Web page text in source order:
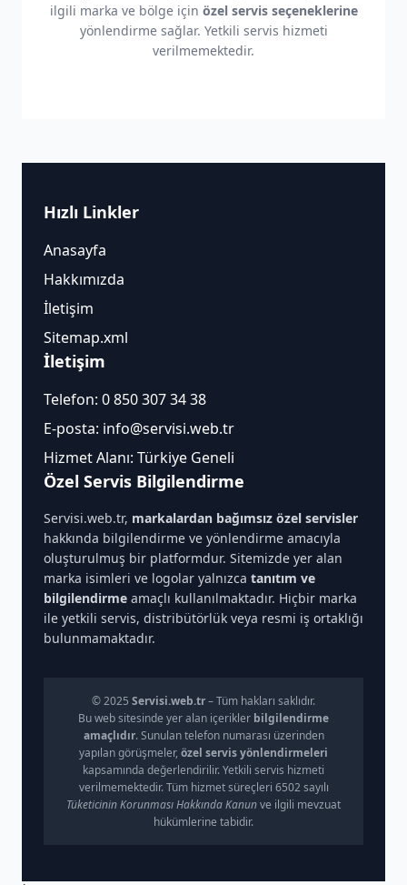
ilgili marka ve bölge için özel servis seçeneklerine
yönlendirme sağlar. Yetkili servis hizmeti
verilmemektedir.
Hızlı Linkler
Anasayfa
Hakkımızda
İletişim
Sitemap.xml
İletişim
Telefon: 0 850 307 34 38
E-posta: info@servisi.web.tr
Hizmet Alanı: Türkiye Geneli
Özel Servis Bilgilendirme
Servisi.web.tr, markalardan bağımsız özel servisler
hakkında bilgilendirme ve yönlendirme amacıyla
oluşturulmuş bir platformdur. Sitemizde yer alan
marka isimleri ve logolar yalnızca tanıtım ve
bilgilendirme amaçlı kullanılmaktadır. Hiçbir marka
ile yetkili servis, distribütörlük veya resmi iş ortaklığı
bulunmamaktadır.
© 2025 Servisi.web.tr– Tüm hakları saklıdır.
Bu web sitesinde yer alan içerikler bilgilendirme
amaçlıdır. Sunulan telefon numarası üzerinden
yapılan görüşmeler, özel servis yönlendirmeleri
kapsamında değerlendirilir. Yetkili servis hizmeti
verilmemektedir. Tüm hizmet süreçleri 6502 sayılı
Tüketicinin Korunması Hakkında Kanunve ilgili mevzuat
hükümlerine tabidir.